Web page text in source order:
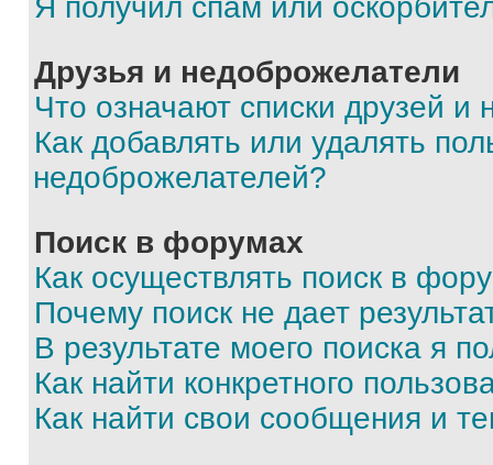
Я получил спам или
Друзья и недоброжелатели
Что означают списки друзей и
Как добавлять или удалять
недоброжелателей?
Поиск в форумах
Как осуществлять поиск в
Почему поиск не дает
В результате моего поиска я
Как найти конкретного
Как найти свои сообщения и